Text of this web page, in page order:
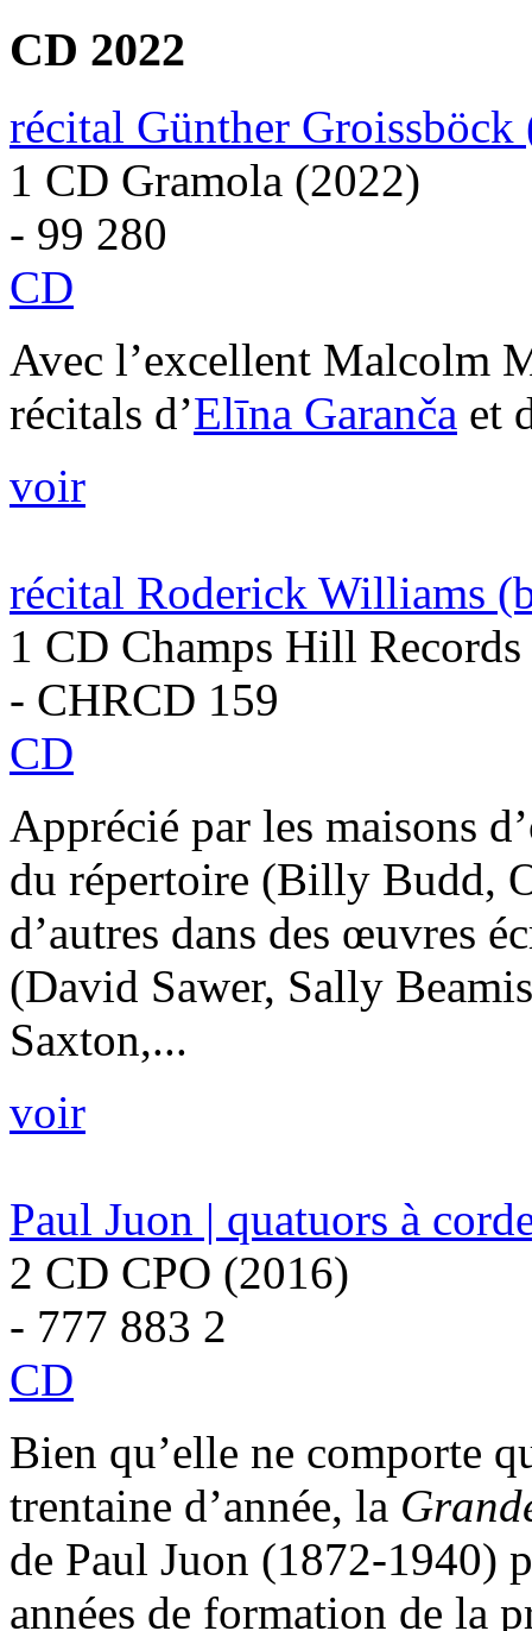
CD 2022
récital Günther Groissböck
1 CD Gramola (2022)
- 99 280
CD
Avec l’excellent Malcolm
récitals d’Elīna Garanča et
voir
récital Roderick Williams
1 CD Champs Hill
- CHRCD 159
CD
Apprécié par les maisons
du répertoire (Billy Budd,
d’autres dans des œuvres
(David Sawer, Sally
Saxton,...
voir
Paul Juon | quatuors à
2 CD CPO (2016)
- 777 883 2
CD
Bien qu’elle ne comporte
trentaine d’année, la
de Paul Juon (1872-1940)
années de formation de la